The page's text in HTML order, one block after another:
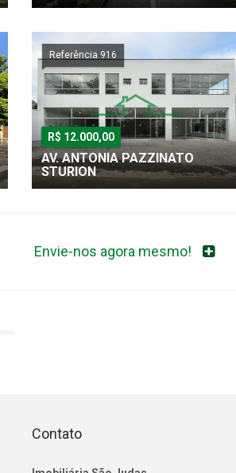
Referência 916
R$ 12.000,00
AV. ANTONIA PAZZINATO
STURION
Envie-nos agora mesmo!
Contato